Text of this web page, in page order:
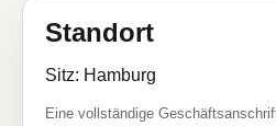
Standort
Sitz: Hamburg
Eine vollständige